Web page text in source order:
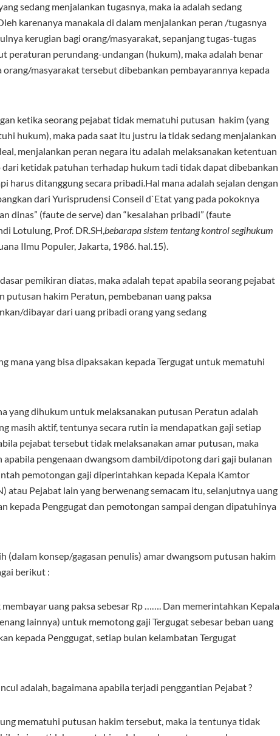
sedang menjalankan tugasnya, maka ia adalah sedang
karenanya manakala di dalam menjalankan peran /tugasnya
kerugian bagi orang/masyarakat, sepanjang tugas-tugas
peraturan perundang-undangan (hukum), maka adalah benar
masyarakat tersebut dibebankan pembayarannya kepada
ketika seorang pejabat tidak mematuhi putusan hakim (yang
hukum), maka pada saat itu justru ia tidak sedang menjalankan
menjalankan peran negara itu adalah melaksanakan ketentuan
dari ketidak patuhan terhadap hukum tadi tidak dapat dibebankan
harus ditanggung secara pribadi.Hal mana adalah sejalan dengan
dari Yurisprudensi Conseil d`Etat yang pada pokoknya
dinas” (faute de serve) dan “kesalahan pribadi” (faute
Lotulung, Prof. DR.SH,bebarapa sistem tentang kontrol segihukum
Ilmu Populer, Jakarta, 1986. hal.15).
pemikiran diatas, maka adalah tepat apabila seorang pejabat
putusan hakim Peratun, pembebanan uang paksa
dibayar dari uang pribadi orang yang sedang
mana yang bisa dipaksakan kepada Tergugat untuk mematuhi
yang dihukum untuk melaksanakan putusan Peratun adalah
masih aktif, tentunya secara rutin ia mendapatkan gaji setiap
pejabat tersebut tidak melaksanakan amar putusan, maka
pengenaan dwangsom dambil/dipotong dari gaji bulanan
pemotongan gaji diperintahkan kepada Kepala Kamtor
atau Pejabat lain yang berwenang semacam itu, selanjutnya uang
kepada Penggugat dan pemotongan sampai dengan dipatuhinya
(dalam konsep/gagasan penulis) amar dwangsom putusan hakim
berikut :
uang paksa sebesar Rp ……. Dan memerintahkan Kepala
lainnya) untuk memotong gaji Tergugat sebesar beban uang
kepada Penggugat, setiap bulan kelambatan Tergugat
adalah, bagaimana apabila terjadi penggantian Pejabat ?
mematuhi putusan hakim tersebut, maka ia tentunya tidak